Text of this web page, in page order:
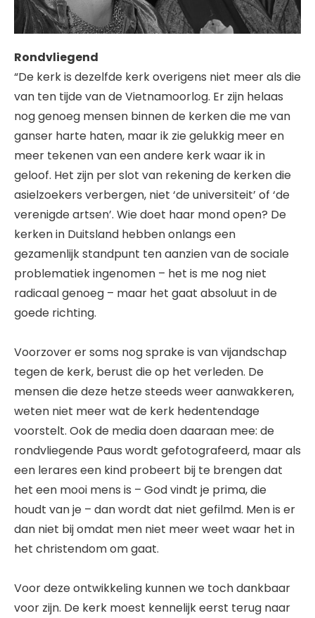
Rondvliegend
“De kerk is dezelfde kerk overigens niet meer als die
van ten tijde van de Vietnamoorlog. Er zijn helaas
nog genoeg mensen binnen de kerken die me van
ganser harte haten, maar ik zie gelukkig meer en
meer tekenen van een andere kerk waar ik in
geloof. Het zijn per slot van rekening de kerken die
asielzoekers verbergen, niet ‘de universiteit’ of ‘de
verenigde artsen’. Wie doet haar mond open? De
kerken in Duitsland hebben onlangs een
gezamenlijk standpunt ten aanzien van de sociale
problematiek ingenomen – het is me nog niet
radicaal genoeg – maar het gaat absoluut in de
goede richting.
Voorzover er soms nog sprake is van vijandschap
tegen de kerk, berust die op het verleden. De
mensen die deze hetze steeds weer aanwakkeren,
weten niet meer wat de kerk hedentendage
voorstelt. Ook de media doen daaraan mee: de
rondvliegende Paus wordt gefotografeerd, maar als
een lerares een kind probeert bij te brengen dat
het een mooi mens is – God vindt je prima, die
houdt van je – dan wordt dat niet gefilmd. Men is er
dan niet bij omdat men niet meer weet waar het in
het christendom om gaat.
Voor deze ontwikkeling kunnen we toch dankbaar
voor zijn. De kerk moest kennelijk eerst terug naar